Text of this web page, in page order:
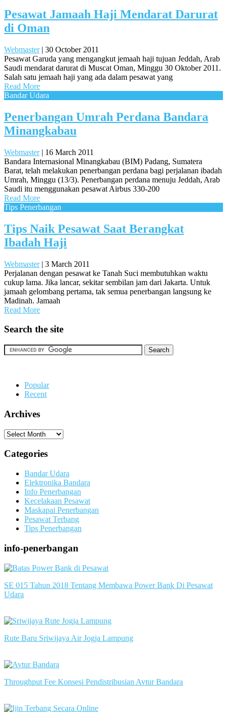
Pesawat Jamaah Haji Mendarat Darurat
di Oman
Webmaster| 30 October 2011
Pesawat Garuda yang mengangkut jemaah haji tujuan Jeddah, Arab
Saudi mendarat darurat di Muscat Oman, Minggu 30 Oktober 2011.
Salah satu jemaah haji yang ada dalam pesawat yang
Read More
Bandar Udara
Penerbangan Umrah Perdana Bandara
Minangkabau
Webmaster| 16 March 2011
Bandara Internasional Minangkabau (BIM) Padang, Sumatera
Barat, telah melakukan penerbangan perdana bagi perjalanan ibadah
Umrah, Minggu (13/3). Penerbangan perdana menuju Jeddah, Arab
Saudi itu menggunakan pesawat Airbus 330-200
Read More
Tips Penerbangan
Tips Naik Pesawat Saat Berangkat
Ibadah Haji
Webmaster| 3 March 2011
Perjalanan dengan pesawat ke Tanah Suci membutuhkan waktu
cukup lama. Jika lancar, sekitar sembilan jam dari Jakarta. Untuk
jamaah gelombang pertama, tak semua penerbangan langsung ke
Madinah. Jamaah
Read More
Search the site
Popular
Recent
Archives
Archives
Categories
Bandar Udara
Elektronika Bandara
Info Penerbangan
Kecelakaan Pesawat
Maskapai Penerbangan
Pesawat Terbang
Tips Penerbangan
info-penerbangan
SE 015 Tahun 2018 Tentang Membawa Power Bank Di Pesawat
Udara
Rute Baru Sriwijaya Air Jogja Lampung
Throughput Fee Konsesi Pendistribusian Avtur Bandara